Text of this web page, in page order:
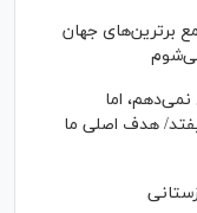
برترین‌های جهان
اما
هدف اصلی ما